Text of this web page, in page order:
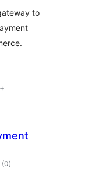
価
to
(0個
の)